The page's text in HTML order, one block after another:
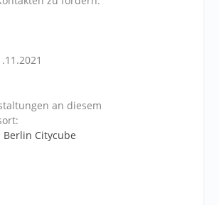
an diesem
Citycube